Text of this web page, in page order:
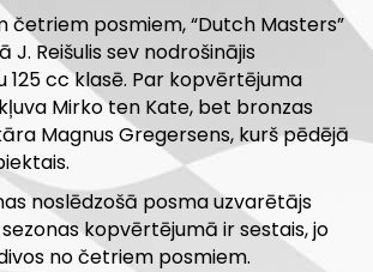
četriem posmiem, “Dutch Masters”
J. Reišulis sev nodrošinājis
cc klasē. Par kopvērtējuma
Mirko ten Kate, bet bronzas
Magnus Gregersens, kurš pēdējā
noslēdzošā posma uzvarētājs
kopvērtējumā ir sestais, jo
no četriem posmiem.